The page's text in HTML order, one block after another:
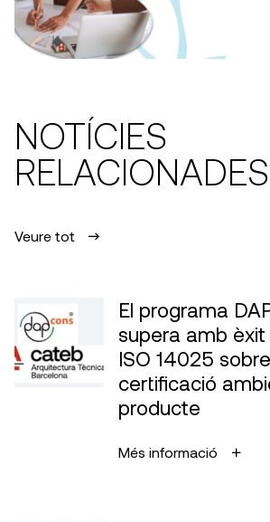
NOTÍCIES
RELACIONADES
Veure tot
El programa
supera amb èxit
ISO 14025 sobre
certificació
producte
Més informació